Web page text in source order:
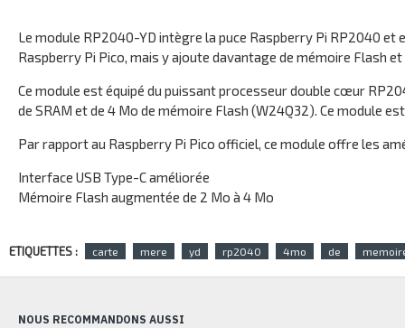
Le module RP2040-YD intègre la puce Raspberry Pi RP2040
Raspberry Pi Pico, mais y ajoute davantage de mémoire Flash et
Ce module est équipé du puissant processeur double cœur
de SRAM et de 4 Mo de mémoire Flash (W24Q32). Ce module
Par rapport au Raspberry Pi Pico officiel, ce module offre les
Interface USB Type-C améliorée
Mémoire Flash augmentée de 2 Mo à 4 Mo
ETIQUETTES : carte mere yd rp2040 4mo de
NOUS RECOMMANDONS AUSSI